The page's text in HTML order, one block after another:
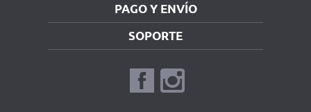
PAGO Y ENVÍO
SOPORTE